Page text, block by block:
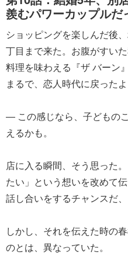
羨むパワーカップル
ショッピングを楽しんだ後
丁目まで来た。お腹がすい
料理を味わえる『ザ バーン
まるで、恋人時代に戻った
― この感じなら、子どもの
えるかも。
店に入る瞬間、そう思った
たい」という想いを改めて
話し合いをするチャンスだ、
しかし、それを伝えた時の
のとは、異なっていた。